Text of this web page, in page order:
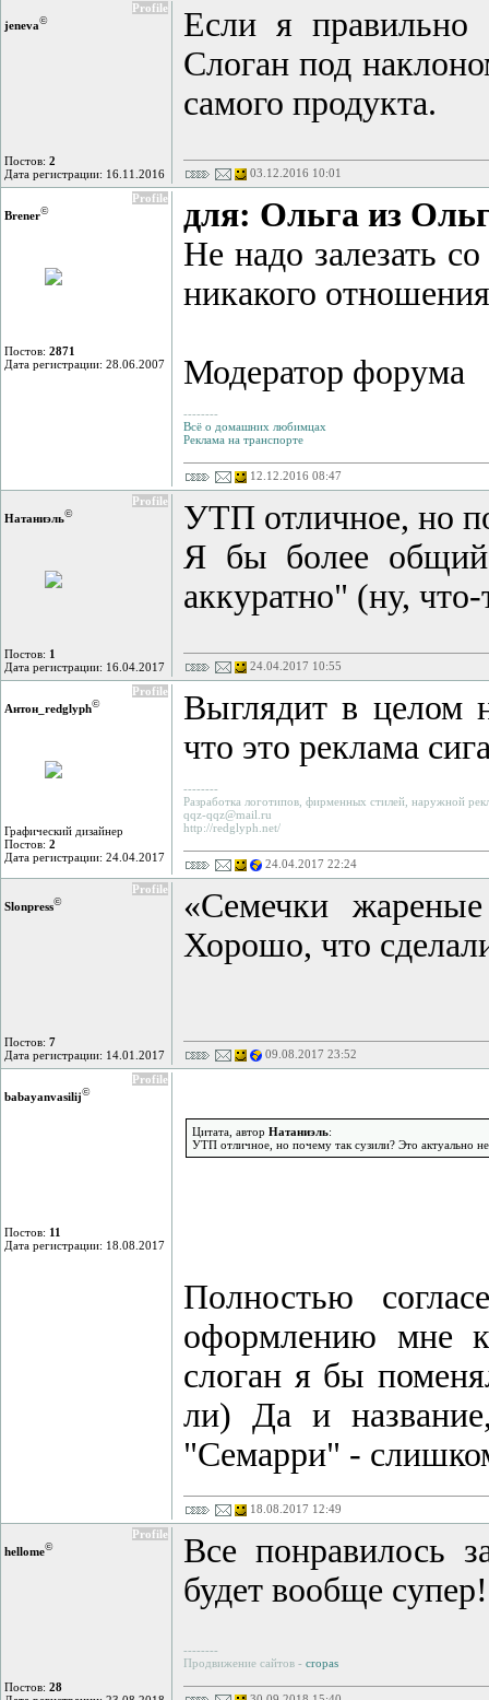
Profile
jeneva©
Постов: 2
Дата регистрации: 16.11.2016
Если я
Слоган под
самого продукта.
03.12.2016 10:01
Profile
Brener©
Постов: 2871
Дата регистрации: 28.06.2007
для: Ольга из
Не надо залезать
никакого
Модератор форума
--------
Всё о домашних любимцах
Реклама на транспорте
12.12.2016 08:47
Profile
Натаниэль©
Постов: 1
Дата регистрации: 16.04.2017
УТП отличное, но
Я бы более общий
аккуратно" (ну,
24.04.2017 10:55
Profile
Антон_redglyph©
Графический дизайнер
Постов: 2
Дата регистрации: 24.04.2017
Выглядит в целом
что это реклама
--------
Разработка логотипов, фирменных стилей, наружной
qqz-qqz@mail.ru
http://redglyph.net/
24.04.2017 22:24
Profile
Slonpress©
Постов: 7
Дата регистрации: 14.01.2017
«Семечки
Хорошо, что
09.08.2017 23:52
Profile
babayanvasilij©
Постов: 11
Дата регистрации: 18.08.2017
Цитата, автор Натаниэль:
УТП отличное, но почему так сузили? Это актуально
Полностью
оформлению мне
слоган я бы
ли) Да и
"Семарри" -
18.08.2017 12:49
Profile
hellome©
Постов: 28
Все понравилось
будет вообще супер!
--------
Продвижение сайтов - cropas